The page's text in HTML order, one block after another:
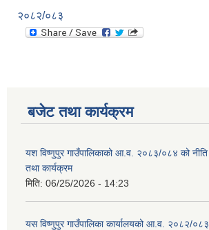
२०८२/०८३
बजेट तथा कार्यक्रम
यश विष्णुपुर गाउँपालिकाको आ.व. २०८३/०८४ को नीति
तथा कार्यक्रम
मिति: 06/25/2026 - 14:23
यस विष्णुपुर गाउँपालिका कार्यालयको आ.व. २०८२/०८३